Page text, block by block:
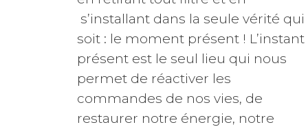
s’installant dans la seule vérité qui
soit : le moment présent ! L’instant
présent est le seul lieu qui nous
permet de réactiver les
commandes de nos vies, de
restaurer notre énergie, notre